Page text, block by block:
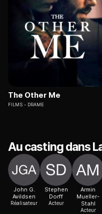
The Other Me
FILMS DRAME
Au casting dans
John G.
Avildsen
Réalisateur
Stephen
Dorff
Acteur
Armin
Mueller-
Stahl
Acteur